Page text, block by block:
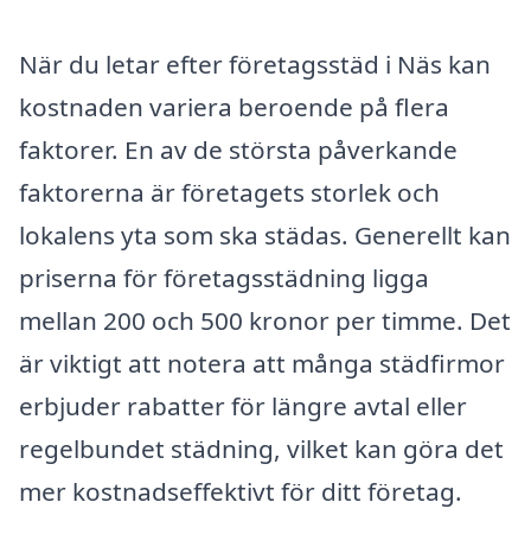
När du letar efter företagsstäd i Näs kan
kostnaden variera beroende på flera
faktorer. En av de största påverkande
faktorerna är företagets storlek och
lokalens yta som ska städas. Generellt kan
priserna för företagsstädning ligga
mellan 200 och 500 kronor per timme. Det
är viktigt att notera att många städfirmor
erbjuder rabatter för längre avtal eller
regelbundet städning, vilket kan göra det
mer kostnadseffektivt för ditt företag.